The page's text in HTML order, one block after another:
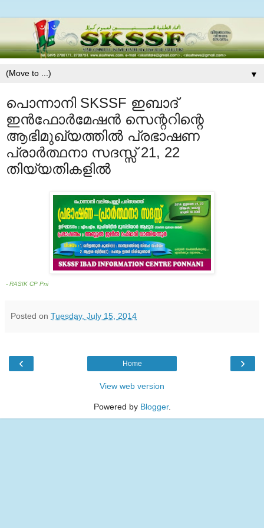
▼
പൊന്നാനി SKSSF ഇബാദ്
ഇന്‍ഫോര്‍മേഷന്‍ സെന്ററിന്റെ
ആഭിമുഖ്യത്തില്‍ പ്രഭാഷണ
പ്രാര്‍ത്ഥനാ സദസ്സ് 21, 22
തിയ്യതികളില്‍
- RASIK CP Pni
Posted on Tuesday, July 15, 2014
‹ ›
Home
View web version
Powered by Blogger.